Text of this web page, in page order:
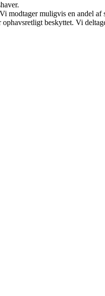
modtager muligvis en andel af
beskyttet. Vi